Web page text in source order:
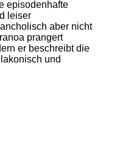
episodenhafte
leiser
aber nicht
prangert
er beschreibt die
und